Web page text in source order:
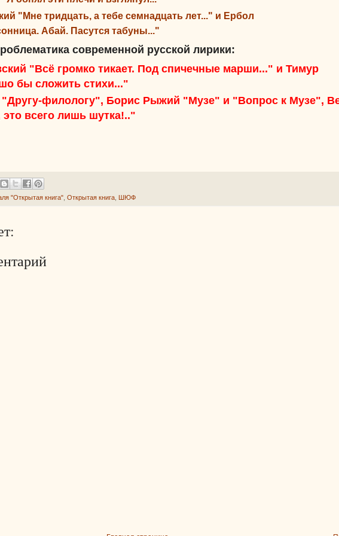
"Мне тридцать, а тебе семнадцать лет..." и Ербол
Абай. Пасутся табуны..."
современной русской лирики:
"Всё громко тикает. Под спичечные марши..." и Тимур
бы сложить стихи..."
"Другу-филологу", Борис Рыжий "Музе" и "Вопрос к Музе",
это всего лишь шутка!.."
"Открытая книга" Открытая книга ШЮФ